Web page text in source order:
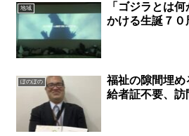
地域
「ゴジラとは
かける生誕７０
ぽのぽの
福祉の隙間埋
給者証不要、